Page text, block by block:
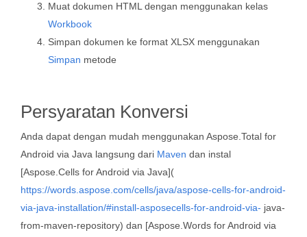
Muat dokumen HTML dengan menggunakan kelas
Workbook
Simpan dokumen ke format XLSX menggunakan
Simpan metode
Persyaratan Konversi
Anda dapat dengan mudah menggunakan Aspose.Total for
Android via Java langsung dari Maven dan instal
[Aspose.Cells for Android via Java](
https://words.aspose.com/cells/java/aspose-cells-for-android-
via-java-installation/#install-asposecells-for-android-via- java-
from-maven-repository) dan [Aspose.Words for Android via